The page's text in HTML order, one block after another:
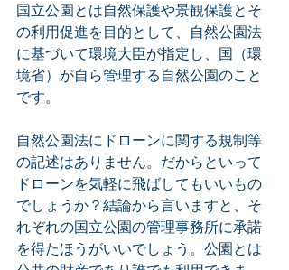
国立公園とは自然保護や景観保護とそ
の利用促進を目的として、自然公園法
に基づいて環境大臣が指定し、国（環
境省）が自ら管理する自然公園のこと
です。
自然公園法にドローンに関する規制等
の記述はありません。だからといって
ドローンを気軽に飛ばしてもいいもの
でしょうか？結論から言いますと、そ
れぞれの国立公園の管理事務所に承諾
を得たほうがいいでしょう。公園とは